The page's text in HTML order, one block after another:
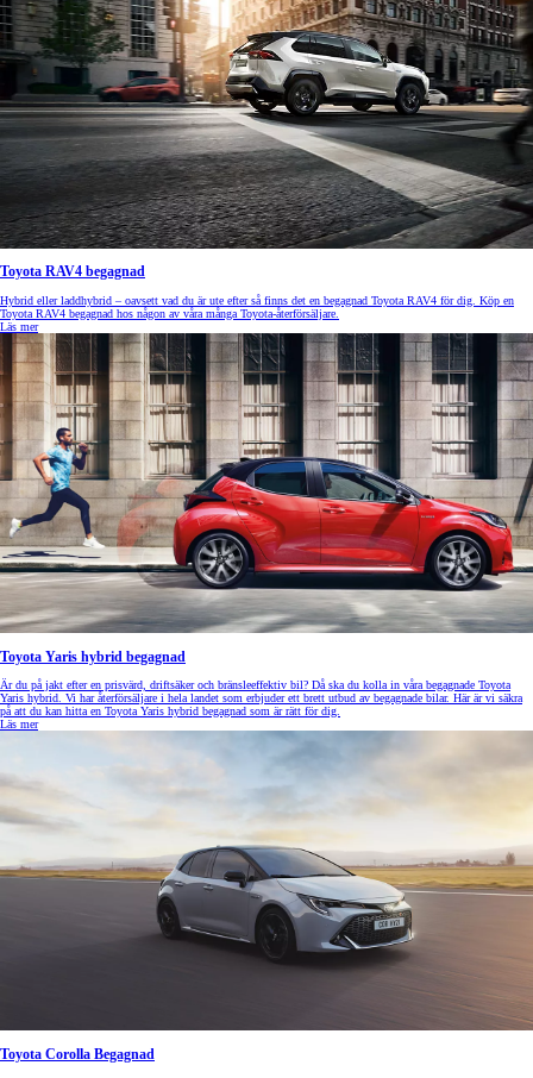
Toyota RAV4 begagnad
Hybrid eller laddhybrid – oavsett vad du är ute efter så finns det en begagnad Toyota RAV4 för dig. Köp en
Toyota RAV4 begagnad hos någon av våra många Toyota-återförsäljare.
Läs mer
Toyota Yaris hybrid begagnad
Är du på jakt efter en prisvärd, driftsäker och bränsleeffektiv bil? Då ska du kolla in våra begagnade Toyota
Yaris hybrid. Vi har återförsäljare i hela landet som erbjuder ett brett utbud av begagnade bilar. Här är vi säkra
på att du kan hitta en Toyota Yaris hybrid begagnad som är rätt för dig.
Läs mer
Toyota Corolla Begagnad